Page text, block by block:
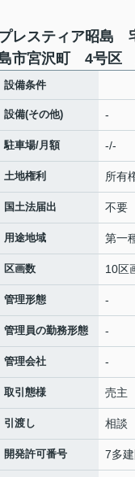
レスティア昭島
市宮沢町 4号区
設備条件
設備(その他) -
駐車場/月額 -/-
土地権利 所有
国土法届出 不要
用途地域 第一
区画数 10区
管理形態 -
管理員の勤務形態 -
管理会社 -
取引態様 売主
引渡し 相談
開発許可番号 7多